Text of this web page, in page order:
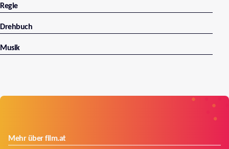
Regie
Drehbuch
Musik
Mehr über film.at